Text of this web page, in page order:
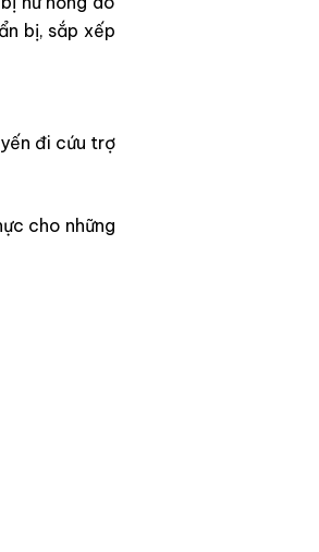
bị, sắp xếp
đi cứu trợ
cho những